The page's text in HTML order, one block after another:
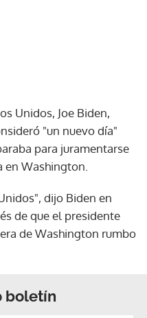
Unidos, Joe Biden,
"un nuevo día"
para juramentarse
en Washington.
dijo Biden en
de que el presidente
de Washington rumbo
boletín